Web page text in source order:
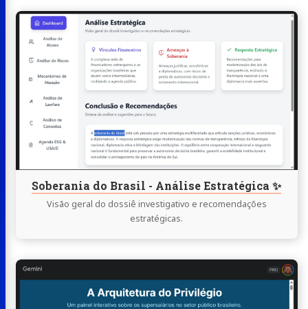
Soberania do Brasil - Análise Estratégica ✨
Visão geral do dossiê investigativo e recomendações
estratégicas.
Continue
lendo
Soberania
Análise
Estratégica
Continue